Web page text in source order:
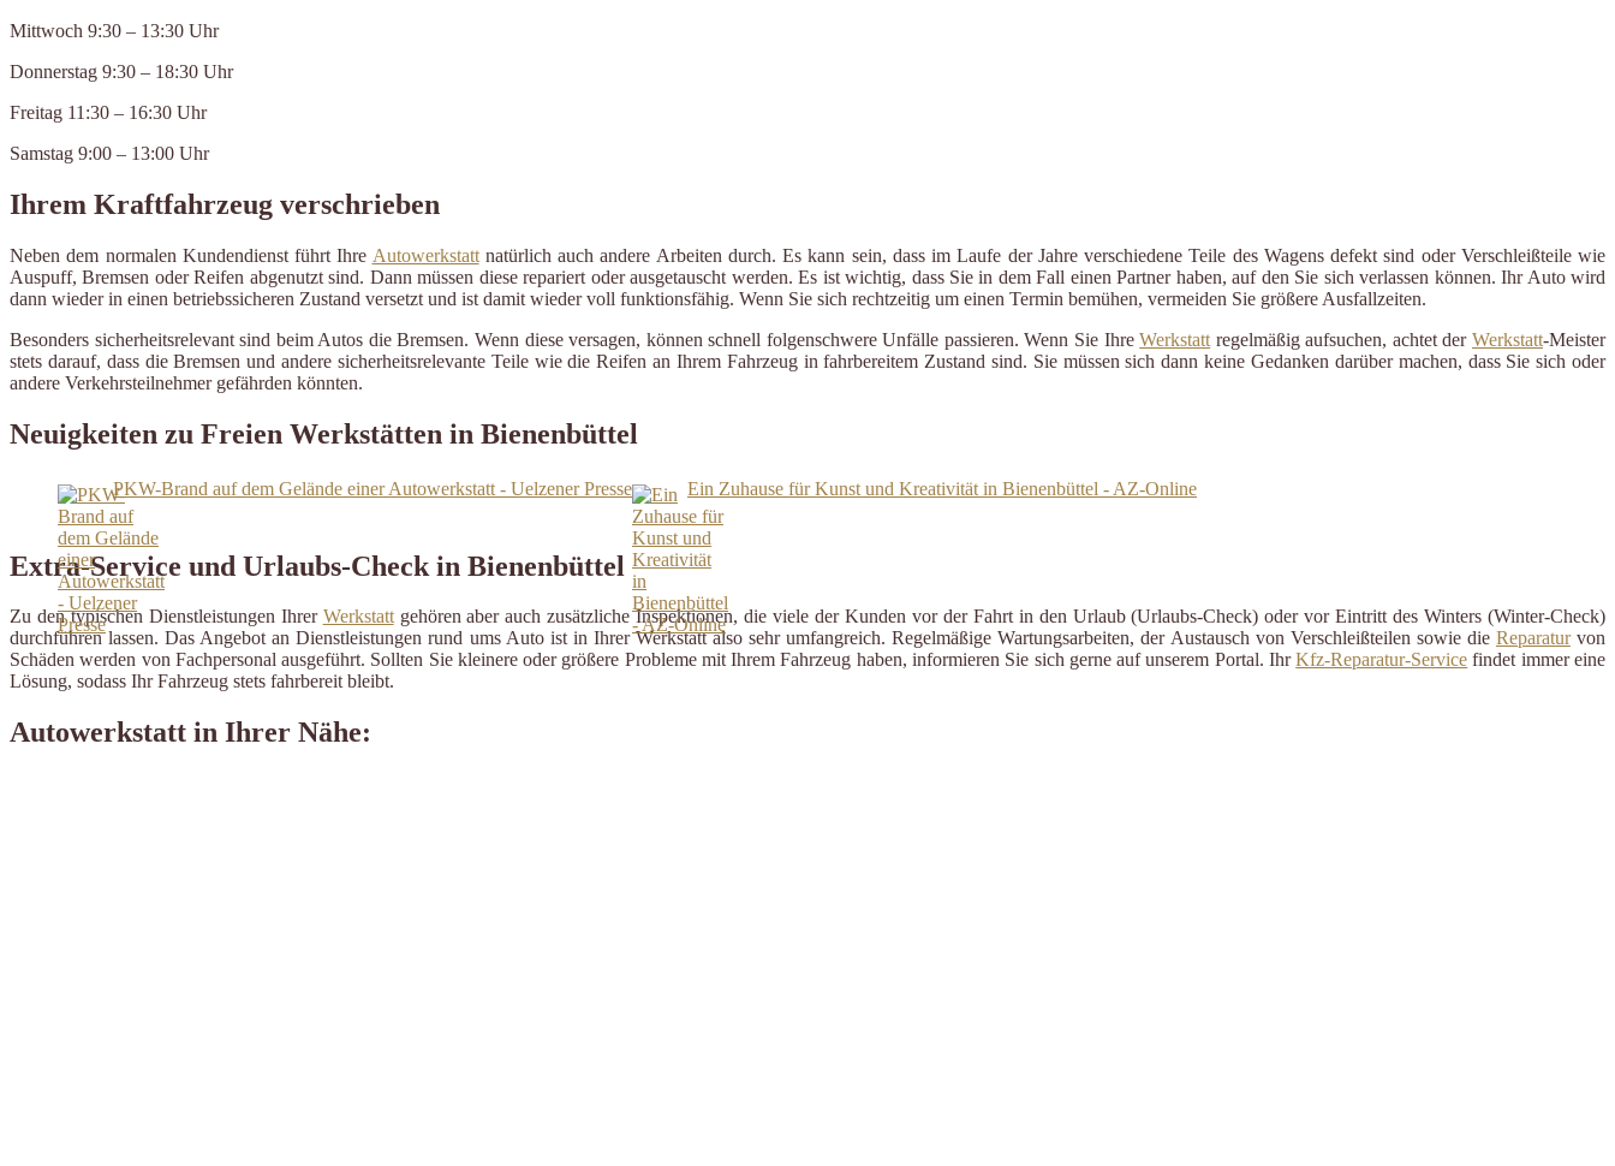
Mittwoch 9:30 – 13:30 Uhr
Donnerstag 9:30 – 18:30 Uhr
Freitag 11:30 – 16:30 Uhr
Samstag 9:00 – 13:00 Uhr
Ihrem Kraftfahrzeug verschrieben
Neben dem normalen Kundendienst führt Ihre Autowerkstattnatürlich auch andere Arbeiten durch. Es kann sein, dass im Laufe der Jahre verschiedene Teile des Wagens defekt sind oder Verschleißteile wie
Auspuff, Bremsen oder Reifen abgenutzt sind. Dann müssen diese repariert oder ausgetauscht werden. Es ist wichtig, dass Sie in dem Fall einen Partner haben, auf den Sie sich verlassen können. Ihr Auto wird
dann wieder in einen betriebssicheren Zustand versetzt und ist damit wieder voll funktionsfähig. Wenn Sie sich rechtzeitig um einen Termin bemühen, vermeiden Sie größere Ausfallzeiten.
Besonders sicherheitsrelevant sind beim Autos die Bremsen. Wenn diese versagen, können schnell folgenschwere Unfälle passieren. Wenn Sie IhreWerkstatt regelmäßig aufsuchen, achtet derWerkstatt-Meister
stets darauf, dass die Bremsen und andere sicherheitsrelevante Teile wie die Reifen an Ihrem Fahrzeug in fahrbereitem Zustand sind. Sie müssen sich dann keine Gedanken darüber machen, dass Sie sich oder
andere Verkehrsteilnehmer gefährden könnten.
Neuigkeiten zu Freien Werkstätten in Bienenbüttel
PKW-Brand auf dem Gelände einer Autowerkstatt - Uelzener Presse Ein Zuhause für Kunst und Kreativität in Bienenbüttel - AZ-Online
Extra-Service und Urlaubs-Check in Bienenbüttel
Zu den typischen Dienstleistungen Ihrer Werkstattgehören aber auch zusätzliche Inspektionen, die viele der Kunden vor der Fahrt in den Urlaub (Urlaubs-Check) oder vor Eintritt des Winters (Winter-Check)
durchführen lassen. Das Angebot an Dienstleistungen rund ums Auto ist in Ihrer Werkstatt also sehr umfangreich. Regelmäßige Wartungsarbeiten, der Austausch von Verschleißteilen sowie die Reparaturvon
Schäden werden von Fachpersonal ausgeführt. Sollten Sie kleinere oder größere Probleme mit Ihrem Fahrzeug haben, informieren Sie sich gerne auf unserem Portal. IhrKfz-Reparatur-Service findet immer eine
Lösung, sodass Ihr Fahrzeug stets fahrbereit bleibt.
Autowerkstatt in Ihrer Nähe: